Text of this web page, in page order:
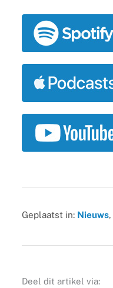
Geplaatst in: Nieuws,
Deel dit artikel via: